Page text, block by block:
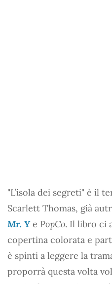
"L’isola dei segreti" è il
Scarlett Thomas, già
Mr. Ye PopCo. Il libro ci
copertina colorata e
è spinti a leggere la
proporrà questa volta